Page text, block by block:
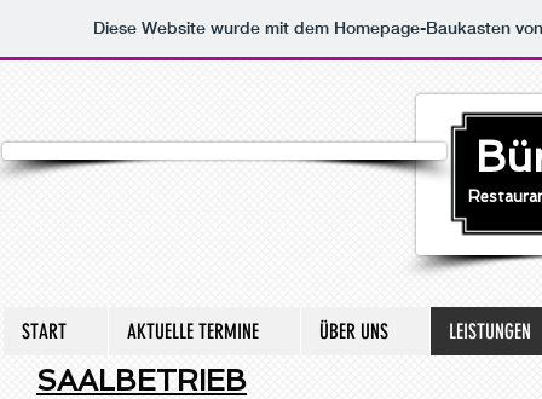
Diese Website wurde mit dem Homepage-Baukasten
START AKTUELLE TERMINE ÜBER UNS LEISTUNGEN
SAALBETRIEB